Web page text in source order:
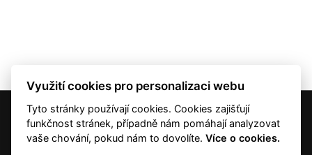
© 2001 — 2026 Copyright CMI News a dodavatelé obsahu. |
Využití cookies pro personalizaci webu
Tyto stránky používají cookies. Cookies zajišťují
funkčnost stránek, případně nám pomáhají analyzovat
vaše chování, pokud nám to dovolíte.Více o cookies.